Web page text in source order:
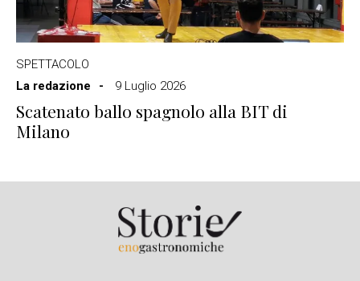
SPETTACOLO
La redazione
9 Luglio 2026
Scatenato ballo spagnolo alla BIT di
Milano